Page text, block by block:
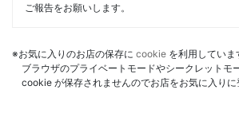
ご報告をお願いします。
※お気に入りのお店の保存に cookie を利用していま
ブラウザのプライベートモードやシークレットモ
cookie が保存されませんのでお店をお気に入りに